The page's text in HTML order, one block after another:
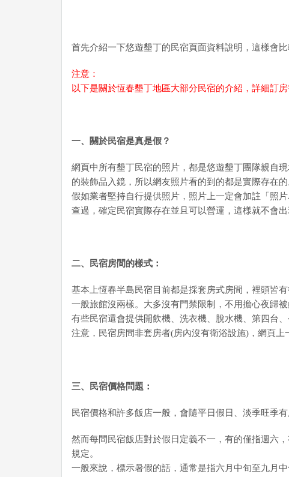
首先介紹一下悠遊墾丁的民宿頁面資料說明，這樣會比
注意：
以下是關於恆春墾丁地區大部分民宿的介紹，詳細訂
一、關於民宿是真是假？
網頁中所有墾丁民宿的照片，都是悠遊墾丁團隊親自
的裝飾品入鏡，所以網友照片看的到的都是實際存在
假如業者堅持自行提供照片，照片上一定會加註「照
查過，確定民宿實際存在並且可以營運，這樣就不會出
二、民宿房間的樣式：
基本上恆春半島民宿目前都是採套房式房間，裡頭皆
一般旅館沒兩樣。大多沒有門禁限制，不用擔心夜歸被
有些民宿還會提供開飲機、洗衣機、脫水機、第四台
注意，民宿房間非套房者(房內沒有衛浴設施)，網頁上
三、民宿價格問題：
民宿價格和許多飯店一般，會隨平日假日、淡季旺季有
然而每間民宿飯店對於假日定義不一，有的僅指週六
規定。
一般來說，標示暑假的話，通常是指六月中旬至九月